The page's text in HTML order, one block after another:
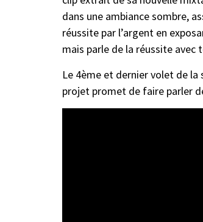
dans une ambiance sombre,
réussite par l’argent en
mais parle de la réussite avec
Le 4ème et dernier volet de la
projet promet de faire parler